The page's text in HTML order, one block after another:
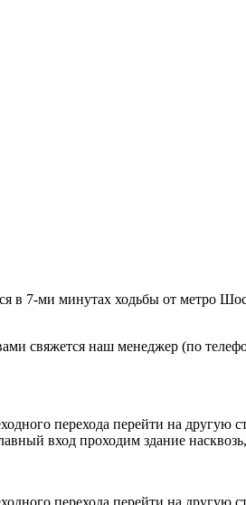
в 7-ми минутах ходьбы от метро
свяжется наш менеджер (по
перехода перейти на другую
вход проходим здание
перехода перейти на другую